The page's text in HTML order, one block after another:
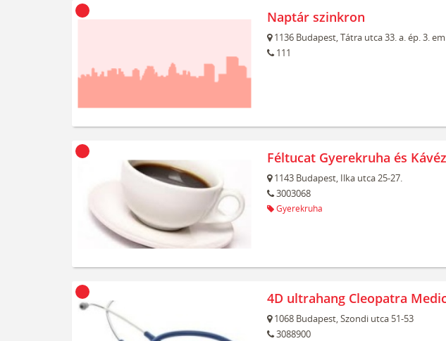
Naptár szinkron
1136 Budapest,Tátra utca 33. a. ép. 3.
111
Féltucat Gyerekruha és
1143 Budapest, Ilka utca 25-27.
3003068
Gyerekruha
4D ultrahang Cleopatra
1068 Budapest,Szondi utca 51-53
3088900